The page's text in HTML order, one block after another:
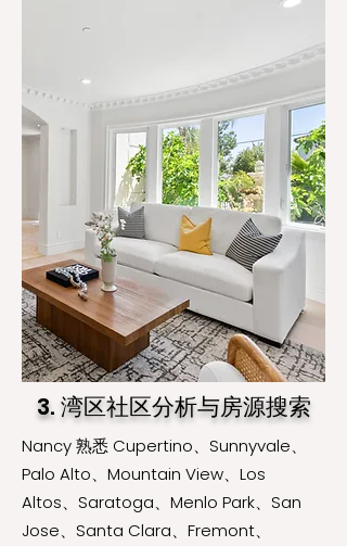
3. 湾区社区分析与房源搜索
Nancy 熟悉 Cupertino、Sunnyvale、
Palo Alto、Mountain View、Los
Altos、Saratoga、Menlo Park、San
Jose、Santa Clara、Fremont、